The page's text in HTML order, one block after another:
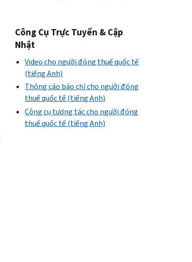
Công Cụ Trực Tuyến & Cập
Nhật
Video cho người đóng thuế quốc tế
(tiếng Anh)
Thông cáo báo chí cho người đóng
thuế quốc tế (tiếng Anh)
Công cụ tương tác cho người đóng
thuế quốc tế (tiếng Anh)